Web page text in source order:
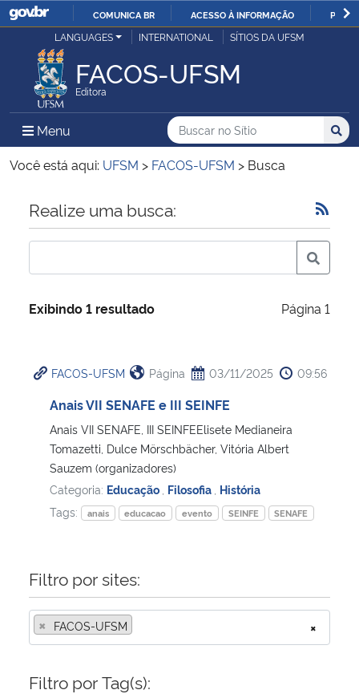
IR
O
COMUNICA BR ACESSO À INFORMAÇÃO
Ministério da Justiça e Segurança Pública
Ministério da Defesa
Ministério das Relações Exteriores
Ministério da Economia
Ministério da Infraestrutura
Ministério da Cidadania
Ministério de Minas e Energia
Ministério da Ciência, Tecnologia, Inovações e Comunicações
Ministério do Turismo
Ministério do Desenvolvimento Regional
LANGUAGES INTERNATIONAL SÍTIOS DA UFSM
FACOS-UFSM
Editora
Menu Menu Principal do Sítio
Busca
Buscar no no Sítio
Busca:
Você está aqui: UFSM > FACOS-UFSM > Busca
Início do conteúdo
Realize uma busca:
Exibindo 1 resultado Página 1
FACOS-UFSM Página 03/11/2025 09:56
Anais VII SENAFE e III SEINFE
Anais VII SENAFE, III SEINFEElisete Medianeira
Tomazetti, Dulce Mörschbächer, Vitória Albert
Sauzem (organizadores)
Categoria: Educação Filosofia História
Tags:
anais educacao evento SEINFE SENAFE
Filtro por sites:
×
× FACOS-UFSM
Filtro por Tag(s):